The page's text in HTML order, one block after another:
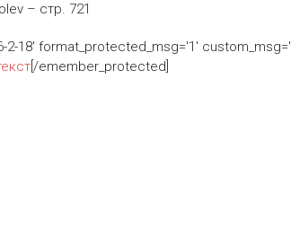
– стр. 721
2-18' format_protected_msg='1' custom_msg='
[/emember_protected]